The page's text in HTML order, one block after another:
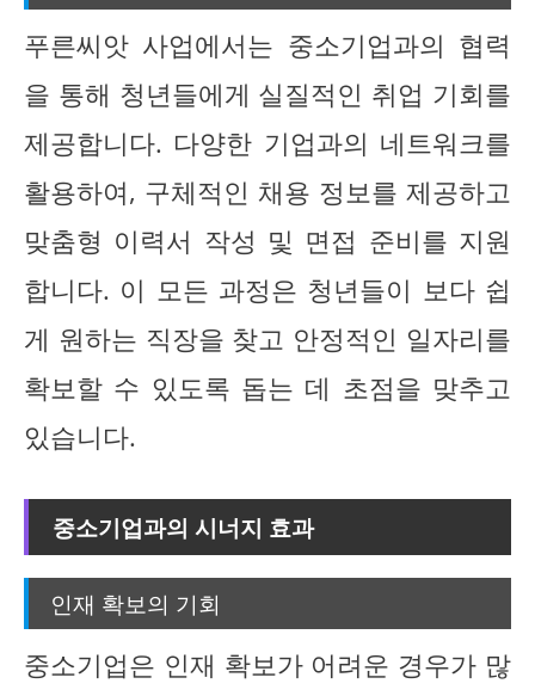
푸른씨앗 사업에서는 중소기업과의 협력
을 통해 청년들에게 실질적인 취업 기회를
제공합니다. 다양한 기업과의 네트워크를
활용하여, 구체적인 채용 정보를 제공하고
맞춤형 이력서 작성 및 면접 준비를 지원
합니다. 이 모든 과정은 청년들이 보다 쉽
게 원하는 직장을 찾고 안정적인 일자리를
확보할 수 있도록 돕는 데 초점을 맞추고
있습니다.
중소기업과의 시너지 효과
인재 확보의 기회
중소기업은 인재 확보가 어려운 경우가 많